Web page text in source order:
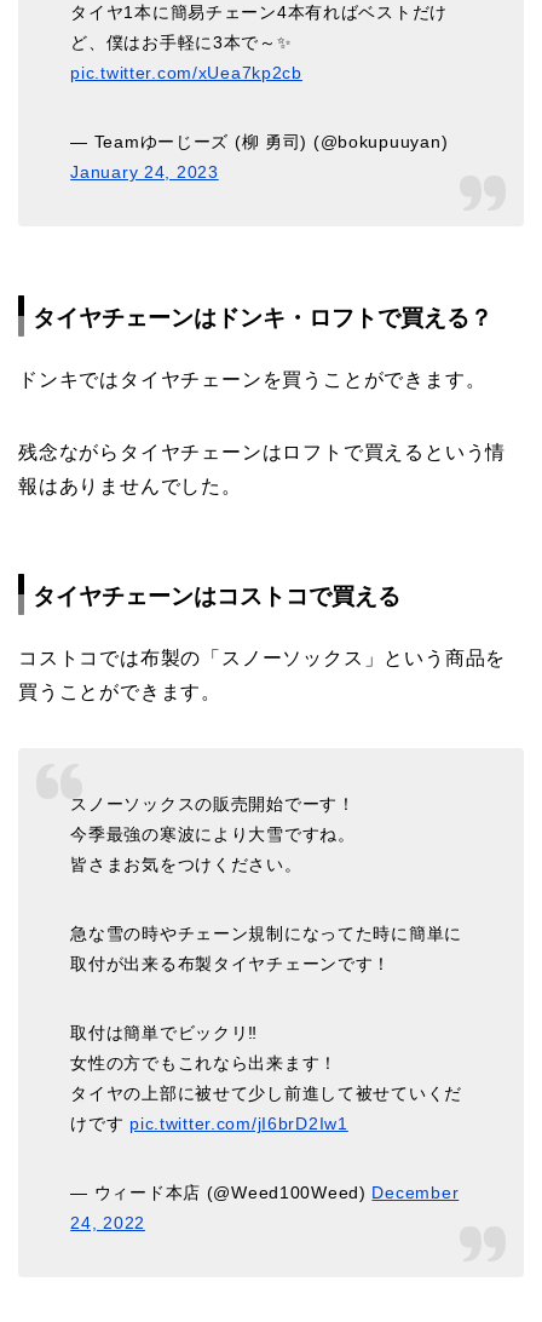
タイヤ1本に簡易チェーン4本有ればベストだけ
ど、僕はお手軽に3本で～✨
pic.twitter.com/xUea7kp2cb
— Teamゆーじーズ (柳 勇司) (@bokupuuyan)
January 24, 2023
タイヤチェーンはドンキ・ロフトで買える？
ドンキではタイヤチェーンを買うことができます。
残念ながらタイヤチェーンはロフトで買えるという情
報はありませんでした。
タイヤチェーンはコストコで買える
コストコでは布製の「スノーソックス」という商品を
買うことができます。
スノーソックスの販売開始でーす！
今季最強の寒波により大雪ですね。
皆さまお気をつけください。
急な雪の時やチェーン規制になってた時に簡単に
取付が出来る布製タイヤチェーンです！
取付は簡単でビックリ‼️
女性の方でもこれなら出来ます！
タイヤの上部に被せて少し前進して被せていくだ
けです pic.twitter.com/jI6brD2Iw1
— ウィード本店 (@Weed100Weed) December
24, 2022